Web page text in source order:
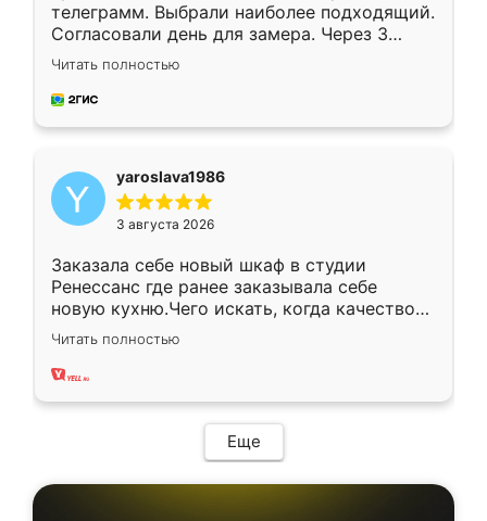
телеграмм. Выбрали наиболее подходящий.
Согласовали день для замера. Через 3
недели кухня была уже готова. Остались
довольны работой. Спасибо Ренессанс
мебель за качественную работу!
Читать полностью
yaroslava1986
3 августа 2026
Заказала себе новый шкаф в студии
Ренессанс где ранее заказывала себе
новую кухню.Чего искать, когда качеством
вполне довольна. Служит кухня уже почти
два года, нареканий нет.
Читать полностью
Еще